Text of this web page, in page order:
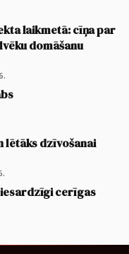
laikmetā: cīņa par
domāšanu
lētāks dzīvošanai
cerīgas